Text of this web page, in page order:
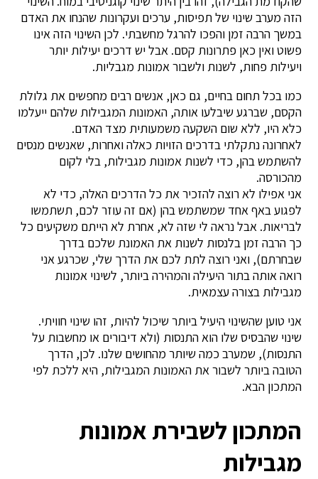
הזה מערב שינוי של תפיסות, ערכים ועקרונות שהנחו את האדם
במשך הרבה זמן והפכו להרגל מחשבתי. לכן השינוי הזה אינו
פשוט ואין כאן פתרונות קסם. אבל יש דרכים יעילות יותר
ויעילות פחות, לשנות ולשבור אמונות מגבליות.
כמו בכל תחום בחיים, גם כאן, אנשים רבים מחפשים את גלולת
הקסם, שברגע שיבלעו אותה, האמונות המגבילות שלהם ייעלמו
כלא היו, ללא שום השקעה משמעותית מצד האדם.
לאחרונה נתקלתי בדרכים הזויות כאלה ואחרות, שאנשים מנסים
להשתמש בהן, כדי לשנות אמונות מגבילות, בלי לקום
מהכורסה.
אני אפילו לא רוצה להזכיר את כל הדרכים האלה, כדי לא
לפגוע באף אחד שמשתמש בהן (אם זה עוזר לכם, תשתמשו
לבריאות. אבל נראה לי שזה לא, אחרת לא הייתם משקיעים כל
כך הרבה זמן בלנסות לשנות את האמונת שלכם בדרך
שבחרתם), ואני רוצה לתת לכם את הדרך שלי, שכרגע אני
רואה אותה בתור היעילה והמהירה ביותר, לשינוי אמונות
מגבילות בצורה עצמאית.
אני טוען שהשינוי היעיל ביותר שיכול להיות, זהו שינוי חוויתי.
שינוי שהבסיס שלו הוא התנסות (ולא דיבורים או מחשבות על
התנסות), שמערב כמה שיותר מהחושים שלנו. לכן, הדרך
הטובה ביותר לשבור את האמונות המגבילות, היא ללכת לפי
המתכון הבא.
המתכון לשבירת אמונות
מגבילות